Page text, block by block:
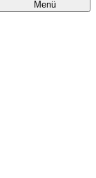
Menü